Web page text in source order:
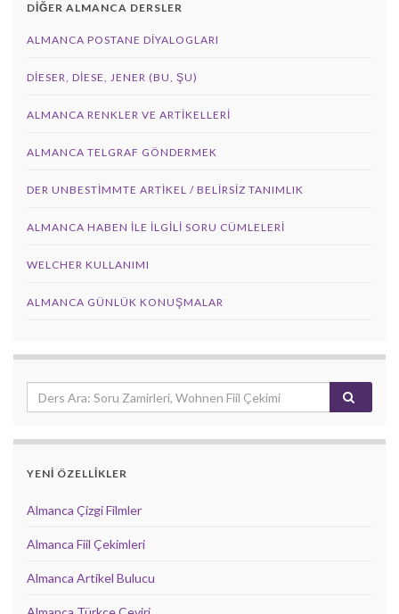
DİĞER ALMANCA DERSLER
ALMANCA POSTANE DIYALOGLARI
DIESER, DIESE, JENER (BU, ŞU)
ALMANCA RENKLER VE ARTIKELLERI
ALMANCA TELGRAF GÖNDERMEK
DER UNBESTIMMTE ARTIKEL / BELIRSIZ TANIMLIK
ALMANCA HABEN İLE İLGILI SORU CÜMLELERI
WELCHER KULLANIMI
ALMANCA GÜNLÜK KONUŞMALAR
YENİ ÖZELLİKLER
Almanca Çizgi Filmler
Almanca Fiil Çekimleri
Almanca Artikel Bulucu